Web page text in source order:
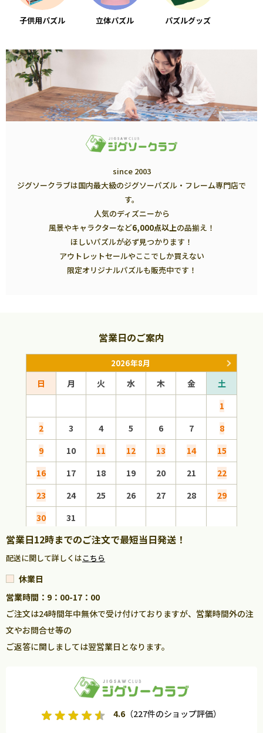
子供用パズル 立体パズル パズルグッズ
since 2003
ジグソークラブは国内最大級のジグソーパズル・フレーム専門店で
す。
人気のディズニーから
風景やキャラクターなど6,000点以上の品揃え！
ほしいパズルが必ず見つかります！
アウトレットセールやここでしか買えない
限定オリジナルパズルも販売中です！
営業日のご案内
2026年8月
日 月 火 水 木 金
土
1
2
3 4 5 6 7
8
9
10 11 12 13 14
15
16
17 18 19 20 21
22
23
24 25 26 27 28
29
30
31
営業日12時までのご注文で最短当日発送！
配送に関して詳しくはこちら
休業日
営業時間：9：00-17：00
ご注文は24時間年中無休で受け付けておりますが、営業時間外の注
文やお問合せ等の
ご返答に関しましては翌営業日となります。
4.6（227件のショップ評価）